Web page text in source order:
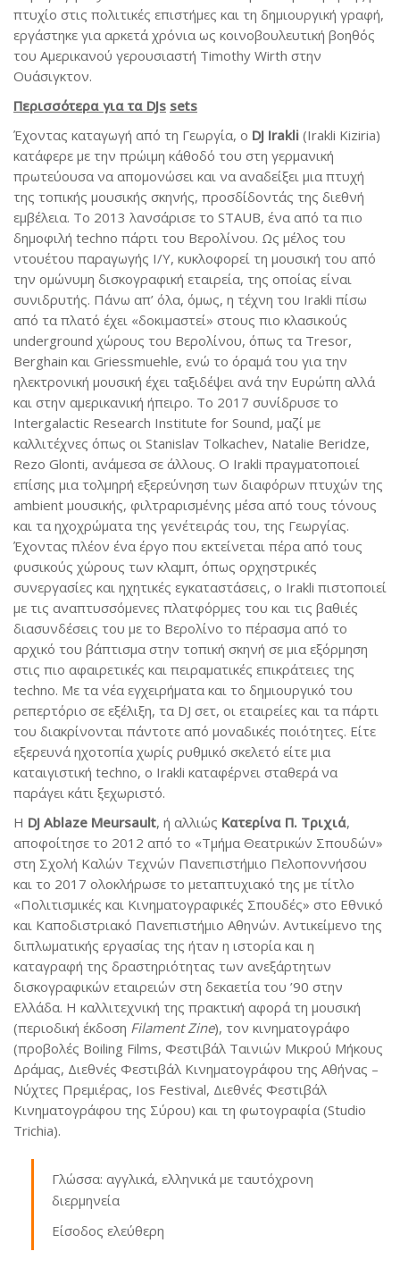
πτυχίο στις πολιτικές επιστήμες και τη δημιουργική γραφή,
εργάστηκε για αρκετά χρόνια ως κοινοβουλευτική βοηθός
του Αμερικανού γερουσιαστή Timothy Wirth στην
Ουάσιγκτον.
Περισσότερα για τα DJs sets
Έχοντας καταγωγή από τη Γεωργία, ο DJ Irakli (Irakli Kiziria)
κατάφερε με την πρώιμη κάθοδό του στη γερμανική
πρωτεύουσα να απομονώσει και να αναδείξει μια πτυχή
της τοπικής μουσικής σκηνής, προσδίδοντάς της διεθνή
εμβέλεια. Το 2013 λανσάρισε το STAUB, ένα από τα πιο
δημοφιλή techno πάρτι του Βερολίνου. Ως μέλος του
ντουέτου παραγωγής I/Y, κυκλοφορεί τη μουσική του από
την ομώνυμη δισκογραφική εταιρεία, της οποίας είναι
συνιδρυτής. Πάνω απ’ όλα, όμως, η τέχνη του Irakli πίσω
από τα πλατό έχει «δοκιμαστεί» στους πιο κλασικούς
underground χώρους του Βερολίνου, όπως τα Tresor,
Berghain και Griessmuehle, ενώ το όραμά του για την
ηλεκτρονική μουσική έχει ταξιδέψει ανά την Ευρώπη αλλά
και στην αμερικανική ήπειρο. Το 2017 συνίδρυσε το
Intergalactic Research Institute for Sound, μαζί με
καλλιτέχνες όπως οι Stanislav Tolkachev, Natalie Beridze,
Rezo Glonti, ανάμεσα σε άλλους. Ο Irakli πραγματοποιεί
επίσης μια τολμηρή εξερεύνηση των διαφόρων πτυχών της
ambient μουσικής, φιλτραρισμένης μέσα από τους τόνους
και τα ηχοχρώματα της γενέτειράς του, της Γεωργίας.
Έχοντας πλέον ένα έργο που εκτείνεται πέρα από τους
φυσικούς χώρους των κλαμπ, όπως ορχηστρικές
συνεργασίες και ηχητικές εγκαταστάσεις, ο Irakli πιστοποιεί
με τις αναπτυσσόμενες πλατφόρμες του και τις βαθιές
διασυνδέσεις του με το Βερολίνο το πέρασμα από το
αρχικό του βάπτισμα στην τοπική σκηνή σε μια εξόρμηση
στις πιο αφαιρετικές και πειραματικές επικράτειες της
techno. Με τα νέα εγχειρήματα και το δημιουργικό του
ρεπερτόριο σε εξέλιξη, τα DJ σετ, οι εταιρείες και τα πάρτι
του διακρίνονται πάντοτε από μοναδικές ποιότητες. Είτε
εξερευνά ηχοτοπία χωρίς ρυθμικό σκελετό είτε μια
καταιγιστική techno, ο Irakli καταφέρνει σταθερά να
παράγει κάτι ξεχωριστό.
Η DJ Ablaze Meursault, ή αλλιώς Κατερίνα Π. Τριχιά,
αποφοίτησε το 2012 από το «Τμήμα Θεατρικών Σπουδών»
στη Σχολή Καλών Τεχνών Πανεπιστήμιο Πελοποννήσου
και το 2017 ολοκλήρωσε το μεταπτυχιακό της με τίτλο
«Πολιτισμικές και Κινηματογραφικές Σπουδές» στο Εθνικό
και Καποδιστριακό Πανεπιστήμιο Αθηνών. Αντικείμενο της
διπλωματικής εργασίας της ήταν η ιστορία και η
καταγραφή της δραστηριότητας των ανεξάρτητων
δισκογραφικών εταιρειών στη δεκαετία του ’90 στην
Ελλάδα. Η καλλιτεχνική της πρακτική αφορά τη μουσική
(περιοδική έκδοση Filament Zine), τον κινηματογράφο
(προβολές Boiling Films, Φεστιβάλ Ταινιών Μικρού Μήκους
Δράμας, Διεθνές Φεστιβάλ Κινηματογράφου της Αθήνας –
Νύχτες Πρεμιέρας, Ios Festival, Διεθνές Φεστιβάλ
Κινηματογράφου της Σύρου) και τη φωτογραφία (Studio
Trichia).
Γλώσσα: αγγλικά, ελληνικά με ταυτόχρονη
διερμηνεία
Είσοδος ελεύθερη